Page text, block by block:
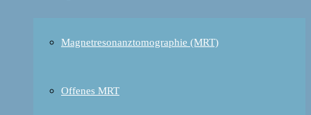
Magnetresonanztomographie (MRT)
Offenes MRT